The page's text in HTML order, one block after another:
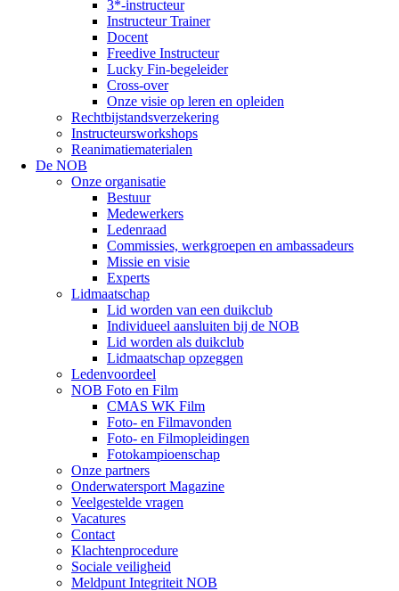
3*-instructeur
Instructeur Trainer
Docent
Freedive Instructeur
Lucky Fin-begeleider
Cross-over
Onze visie op leren en opleiden
Rechtbijstandsverzekering
Instructeursworkshops
Reanimatiematerialen
De NOB
Onze organisatie
Bestuur
Medewerkers
Ledenraad
Commissies, werkgroepen en ambassadeurs
Missie en visie
Experts
Lidmaatschap
Lid worden van een duikclub
Individueel aansluiten bij de NOB
Lid worden als duikclub
Lidmaatschap opzeggen
Ledenvoordeel
NOB Foto en Film
CMAS WK Film
Foto- en Filmavonden
Foto- en Filmopleidingen
Fotokampioenschap
Onze partners
Onderwatersport Magazine
Veelgestelde vragen
Vacatures
Contact
Klachtenprocedure
Sociale veiligheid
Meldpunt Integriteit NOB